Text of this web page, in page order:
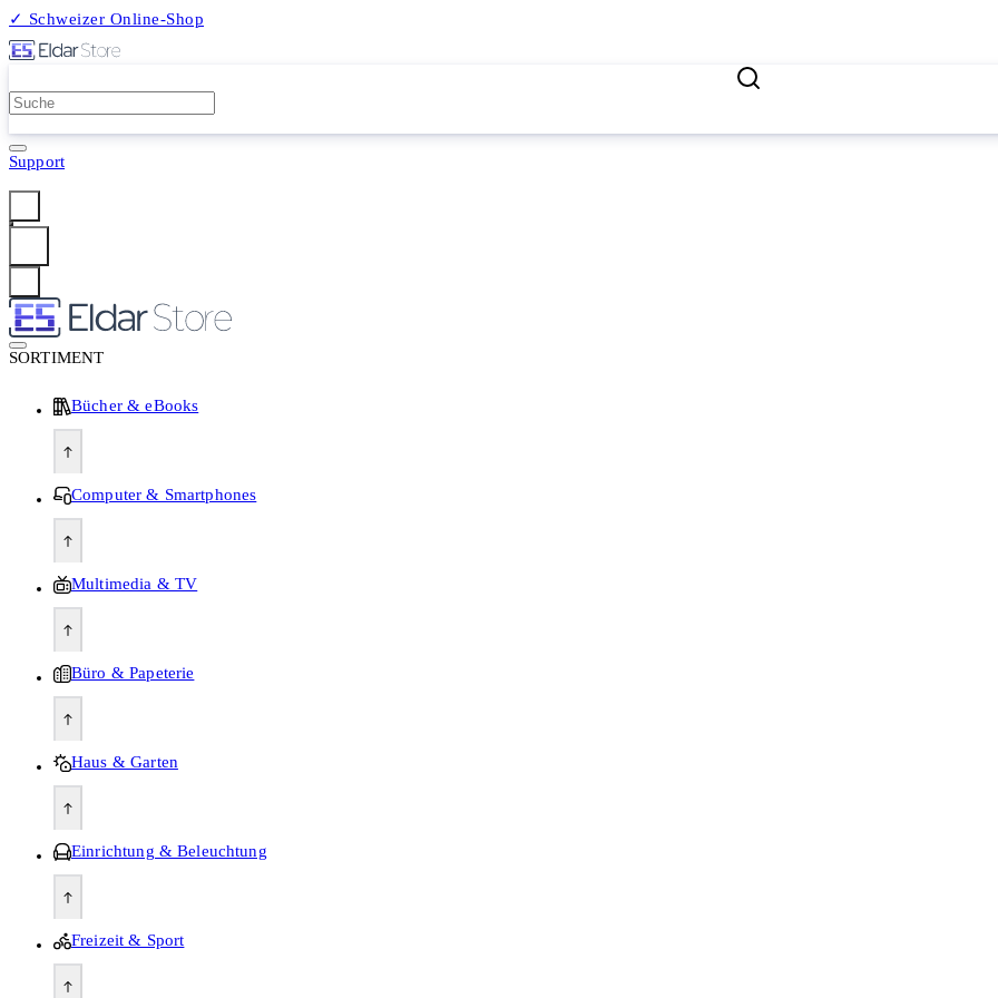
✓ Schweizer Online-Shop
Support
SORTIMENT
Bücher & eBooks
Computer & Smartphones
Multimedia & TV
Büro & Papeterie
Haus & Garten
Einrichtung & Beleuchtung
Freizeit & Sport